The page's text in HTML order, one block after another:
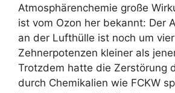
Atmosphärenchemie große
ist vom Ozon her bekannt: Der
an der Lufthülle ist noch um vier
Zehnerpotenzen kleiner als
Trotzdem hatte die Zerstörung
durch Chemikalien wie FCKW